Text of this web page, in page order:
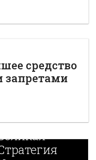
средство
запретами